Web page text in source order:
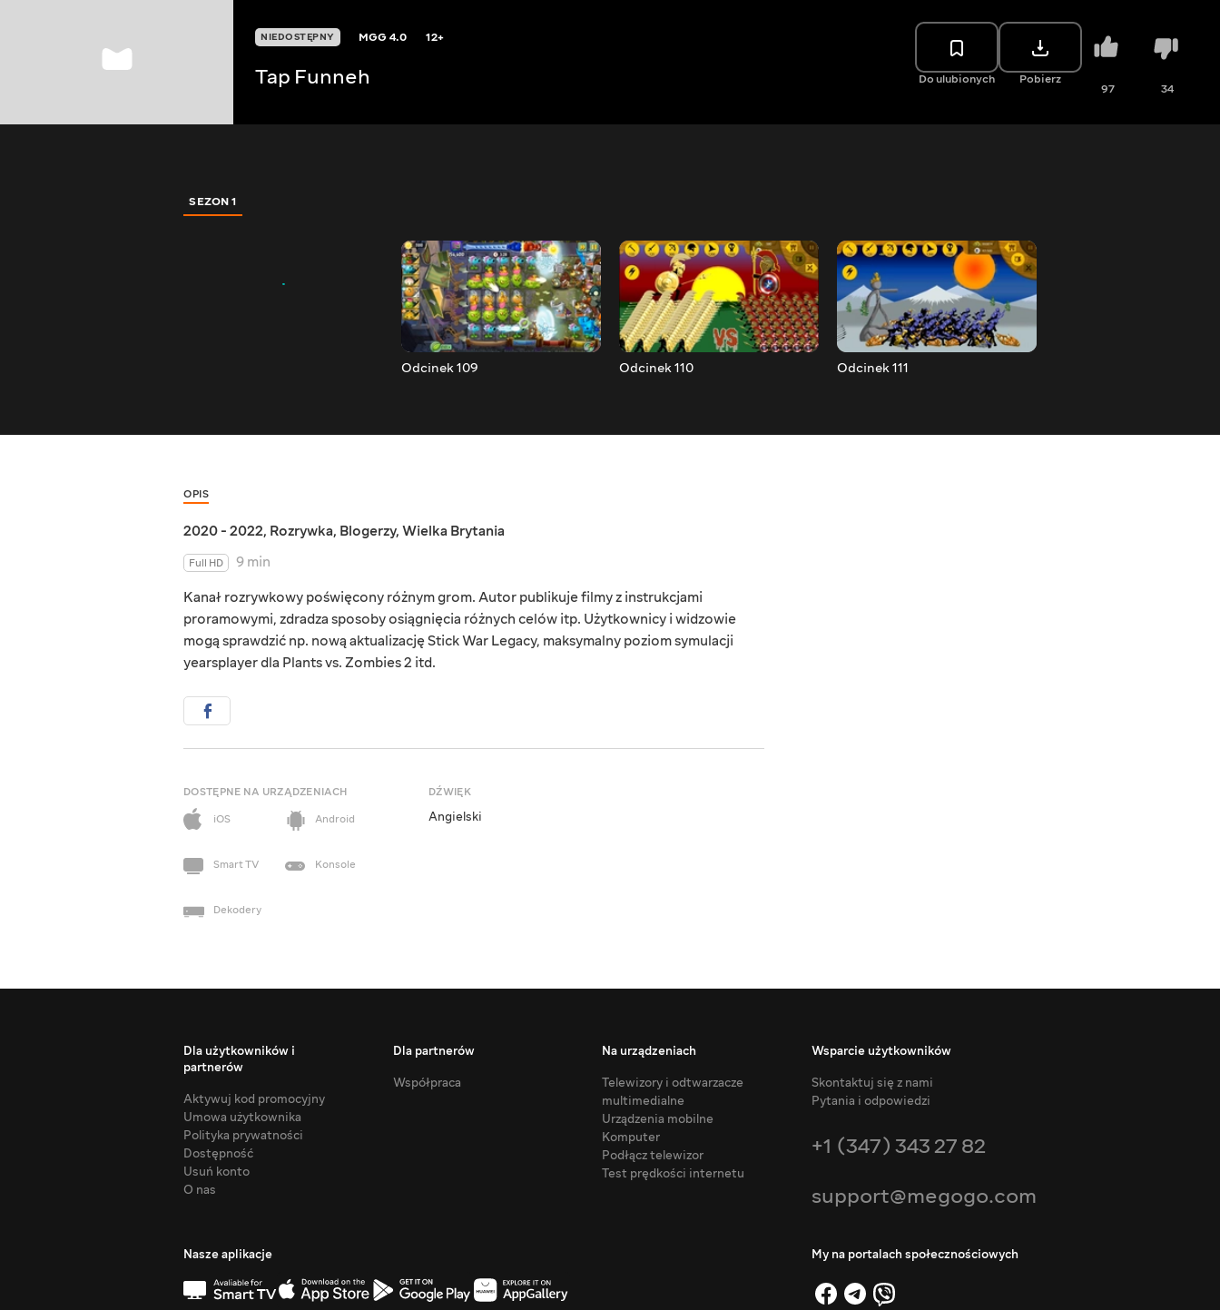
NIEDOSTĘPNY MGG4.0 12+
Tap Funneh Do ulubionych Pobierz
97 34
SEZON 1
Odcinek 109 Odcinek 110 Odcinek 111
OPIS
2020 - 2022, Rozrywka, Blogerzy, Wielka Brytania
Full HD
9 min
Kanał rozrywkowy poświęcony różnym grom. Autor publikuje filmy z instrukcjami
proramowymi, zdradza sposoby osiągnięcia różnych celów itp. Użytkownicy i widzowie
mogą sprawdzić np. nową aktualizację Stick War Legacy, maksymalny poziom symulacji
yearsplayer dla Plants vs. Zombies 2 itd.
DOSTĘPNE NA URZĄDZENIACH
iOS
Android
Smart TV Konsole
Dekodery
DŹWIĘK
Angielski
Dla użytkowników i
partnerów
Aktywuj kod promocyjny
Umowa użytkownika
Polityka prywatności
Dostępność
Usuń konto
O nas
Dla partnerów
Współpraca
Na urządzeniach
Telewizory i odtwarzacze
multimedialne
Urządzenia mobilne
Komputer
Podłącz telewizor
Test prędkości internetu
Wsparcie użytkowników
Skontaktuj się z nami
Pytania i odpowiedzi
+1 (347) 343 27 82
support@megogo.com
Nasze aplikacje My na portalach społecznościowych